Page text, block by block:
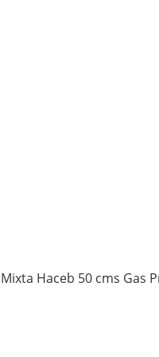
Haceb 50 cms Gas